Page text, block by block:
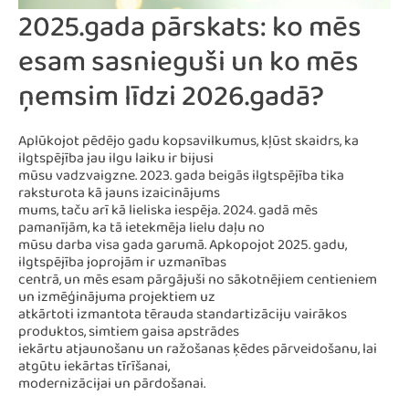
2025.gada pārskats: ko mēs
esam sasnieguši un ko mēs
ņemsim līdzi 2026.gadā?
Aplūkojot pēdējo gadu kopsavilkumus, kļūst skaidrs, ka
ilgtspējība jau ilgu laiku ir bijusi
mūsu vadzvaigzne. 2023. gada beigās ilgtspējība tika
raksturota kā jauns izaicinājums
mums, taču arī kā lieliska iespēja. 2024. gadā mēs
pamanījām, ka tā ietekmēja lielu daļu no
mūsu darba visa gada garumā. Apkopojot 2025. gadu,
ilgtspējība joprojām ir uzmanības
centrā, un mēs esam pārgājuši no sākotnējiem centieniem
un izmēģinājuma projektiem uz
atkārtoti izmantota tērauda standartizāciju vairākos
produktos, simtiem gaisa apstrādes
iekārtu atjaunošanu un ražošanas ķēdes pārveidošanu, lai
atgūtu iekārtas tīrīšanai,
modernizācijai un pārdošanai.